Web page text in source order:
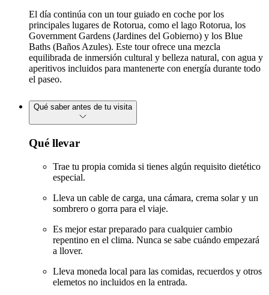
El día continúa con un tour guiado en coche por los
principales lugares de Rotorua, como el lago Rotorua, los
Government Gardens (Jardines del Gobierno) y los Blue
Baths (Baños Azules). Este tour ofrece una mezcla
equilibrada de inmersión cultural y belleza natural, con agua y
aperitivos incluidos para mantenerte con energía durante todo
el paseo.
Qué saber antes de tu visita
Qué llevar
Trae tu propia comida si tienes algún requisito dietético
especial.
Lleva un cable de carga, una cámara, crema solar y un
sombrero o gorra para el viaje.
Es mejor estar preparado para cualquier cambio
repentino en el clima. Nunca se sabe cuándo empezará
a llover.
Lleva moneda local para las comidas, recuerdos y otros
elemetos no incluidos en la entrada.